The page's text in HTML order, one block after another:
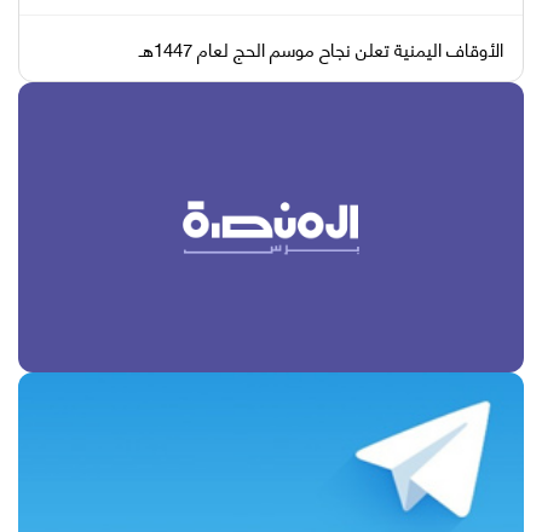
الأوقاف اليمنية تعلن نجاح موسم الحج لعام 1447هـ